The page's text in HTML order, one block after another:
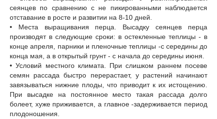
сеянцев по сравнению с не пикированными наблюдается
отставание в росте и развитии на 8-10 дней.
• Места выращивания перца. Высадку сеянцев перца
производят в следующие сроки: в остекленные теплицы - в
конце апреля, парники и пленочные теплицы -с середины до
конца мая, а в открытый грунт - с начала до середины июня.
• Условий местного климата. При слишком раннем посеве
семян рассада быстро перерастает, у растений начинают
завязываться нижние плоды, что приводит к их истощению.
При высадке на постоянное место такая рассада долго
болеет, хуже приживается, а главное -задерживается период
плодоношения.